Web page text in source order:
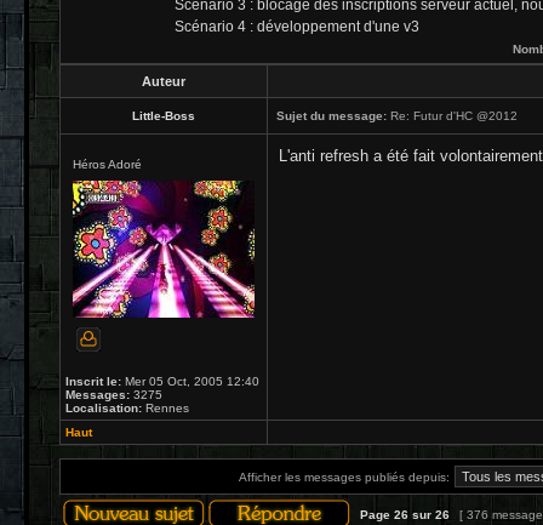
Scénario 3 : blocage des inscriptions serveur actuel,
Scénario 4 : développement d'une v3
Auteur
Little-Boss Sujet du message: Re: Futur d'HC @2012
Héros Adoré
Inscrit le: Mer 05 Oct, 2005 12:40
Messages: 3275
Localisation: Rennes
L'anti refresh a été fait
Haut
Afficher les messages publiés depuis:
Page 26 sur 26 [ 376